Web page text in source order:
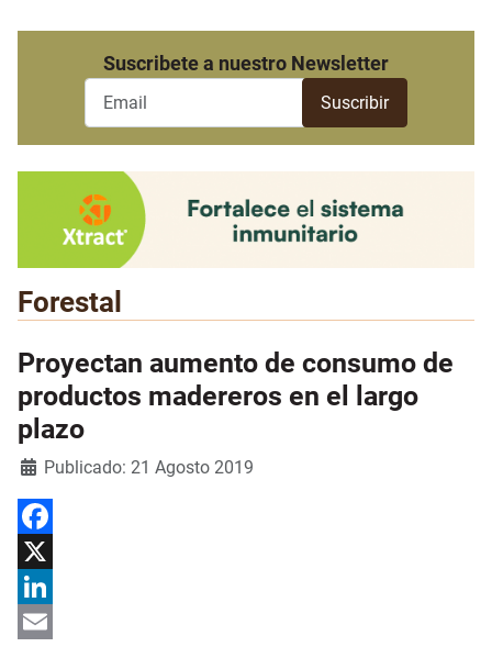
Suscribete a nuestro Newsletter
Forestal
Proyectan aumento de consumo de
productos madereros en el largo
plazo
Detalles
Publicado: 21 Agosto 2019
Facebook
X
LinkedIn